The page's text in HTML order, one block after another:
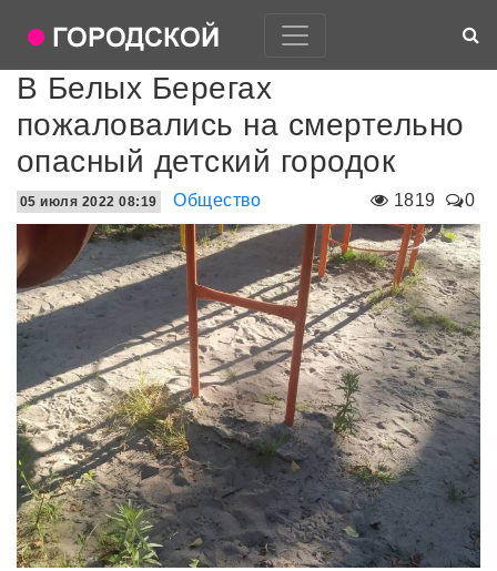
В Белых Берегах
пожаловались на смертельно
опасный детский городок
1819 0
05 июля 2022 08:19 Общество